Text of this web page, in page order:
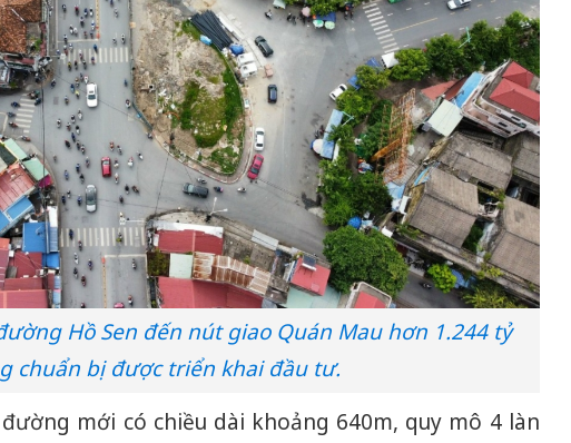
Hồ Sen đến nút giao Quán Mau hơn 1.244 tỷ
chuẩn bị được triển khai đầu tư.
mới có chiều dài khoảng 640m, quy mô 4 làn